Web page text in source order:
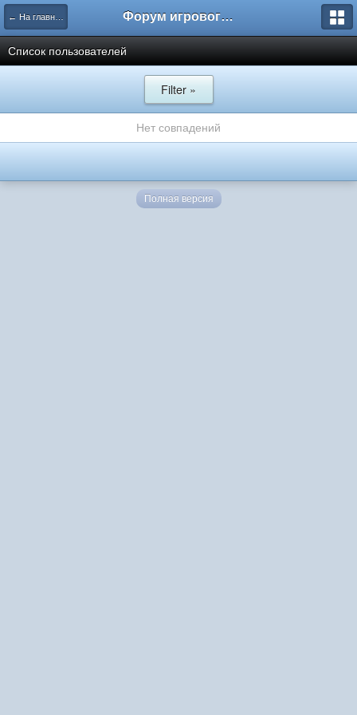
← На главную Форум игрового проекта Riverrise
Список пользователей
Filter »
Нет совпадений
Полная версия